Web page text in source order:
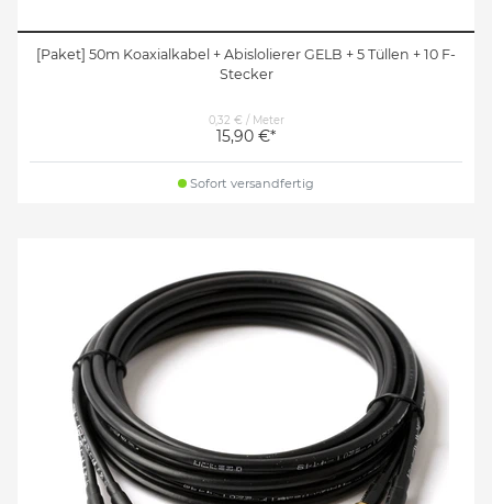
[Paket] 50m Koaxialkabel + Abislolierer GELB + 5 Tüllen + 10 F-
Stecker
0,32 € / Meter
15,90 €*
Sofort versandfertig